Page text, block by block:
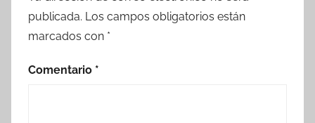
publicada. Los campos obligatorios están
marcados con *
Comentario *